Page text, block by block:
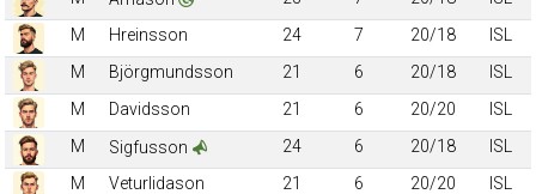
M
Hreinsson 24 7 20/18
ISL
M
Björgmundsson 21 6 20/18
ISL
M
Davidsson 21 6 20/20
ISL
M
Sigfusson 24 6 20/18
ISL
M
Veturlidason 21 6 20/20
ISL